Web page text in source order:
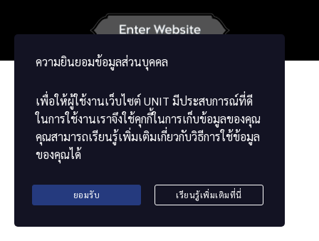
ความยินยอมข้อมูลส่วนบุคคล
เพื่อให้ผู้ใช้งานเว็บไซต์ UNIT มีประสบการณ์ที่ดี
ในการใช้งานเราจึงใช้คุกกี้ในการเก็บข้อมูลของคุณ
คุณสามารถเรียนรู้เพิ่มเติมเกี่ยวกับวิธีการใช้ข้อมูล
ของคุณได้
ยอมรับ เรียนรู้เพิ่มเติมที่นี่